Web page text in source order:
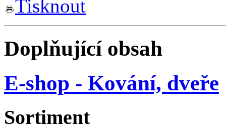
Tisknout
Doplňující obsah
E-shop - Kování, dveře
Sortiment